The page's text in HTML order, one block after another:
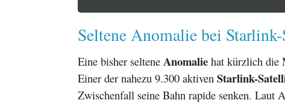
Seltene Anomalie bei
Eine bisher seltene Anomalie hat kürzlich die
Einer der nahezu 9.300 aktiven Starlink-
Zwischenfall seine Bahn rapide senken. Laut